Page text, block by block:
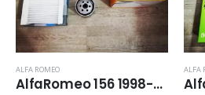
ALFA ROMEO
AlfaRomeo 156 1998-2006 Arası 1.6 16v T-Spark Filtre Seti
ALFA